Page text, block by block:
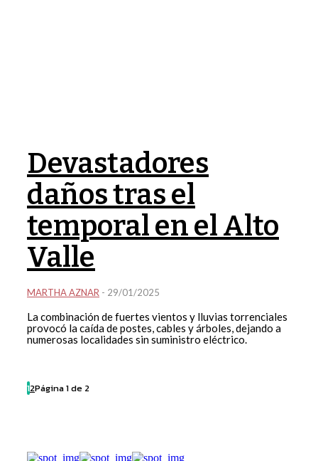
Devastadores
daños tras el
temporal en el Alto
Valle
MARTHA AZNAR - 29/01/2025
La combinación de fuertes vientos y lluvias torrenciales
provocó la caída de postes, cables y árboles, dejando a
numerosas localidades sin suministro eléctrico.
12Página 1 de 2